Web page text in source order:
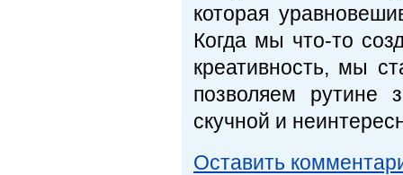
которая
Когда мы что-то
креативность, мы
позволяем рутине
скучной и
Оставить